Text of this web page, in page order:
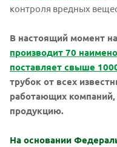
контроля вредных
В настоящий момент
производит 70
поставляет свыше
трубок от всех
работающих
продукцию.
На основании